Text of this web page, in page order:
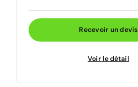
Recevoir un devis
Voir le détail